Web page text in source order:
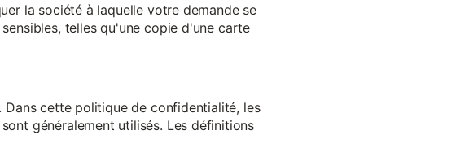
la société à laquelle votre demande se
telles qu'une copie d'une carte
cette politique de confidentialité, les
généralement utilisés. Les définitions